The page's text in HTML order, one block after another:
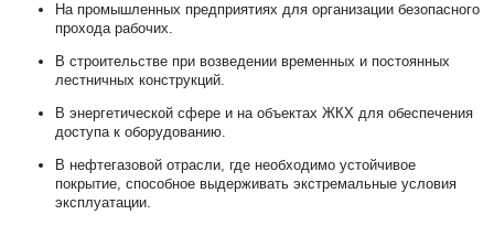
На промышленных предприятиях для организации безопасного
прохода рабочих.
В строительстве при возведении временных и постоянных
лестничных конструкций.
В энергетической сфере и на объектах ЖКХ для обеспечения
доступа к оборудованию.
В нефтегазовой отрасли, где необходимо устойчивое
покрытие, способное выдерживать экстремальные условия
эксплуатации.